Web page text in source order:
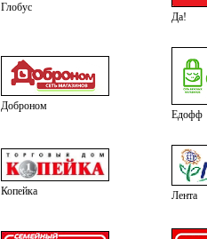
Глобус
Да!
Доброном
Едофф
Копейка Лента